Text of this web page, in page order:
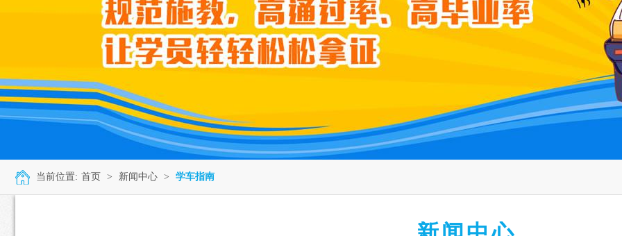
当前位置: 首页 > 新闻中心 > 学车指南